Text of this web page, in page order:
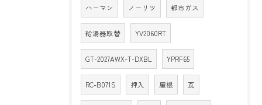
ハーマン ノーリツ 都市ガス
給湯器取替 YV2060RT
GT-2027AWX-T-DXBL YPRF65
RC-B071S 押入 屋根 瓦